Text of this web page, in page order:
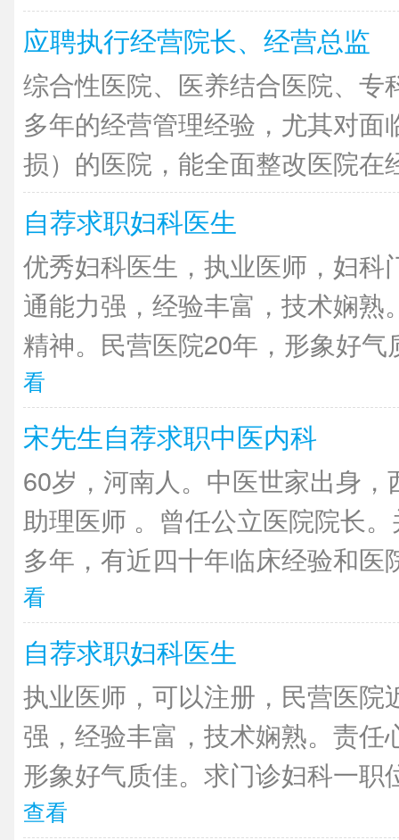
应聘执行经营院长、经营总监
综合性医院、医养结合医院、专
多年的经营管理经验，尤其对面
损）的医院，能全面整改医院在
自荐求职妇科医生
优秀妇科医生，执业医师，妇科
通能力强，经验丰富，技术娴熟
精神。民营医院20年，形象好
看
宋先生自荐求职中医内科
60岁，河南人。中医世家出身
助理医师 。曾任公立医院院长
多年，有近四十年临床经验和医
看
自荐求职妇科医生
执业医师，可以注册，民营医院
强，经验丰富，技术娴熟。责任
形象好气质佳。求门诊妇科一职
查看